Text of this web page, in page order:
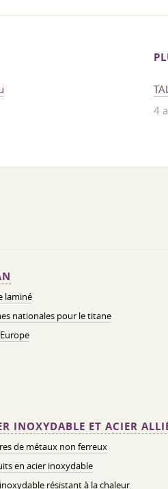
4
laminé
nationales pour le titane
INOXYDABLE ET ACIER
de métaux non ferreux
en acier inoxydable
résistant à la chaleur